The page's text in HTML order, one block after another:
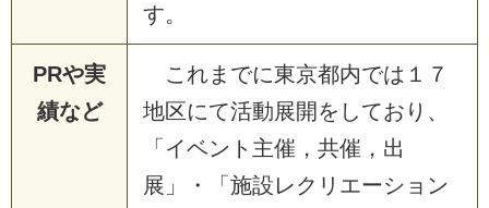
す。
PRや実
績など
これまでに東京都内では１７
地区にて活動展開をしており、
「イベント主催，共催，出
展」・「施設レクリエーション